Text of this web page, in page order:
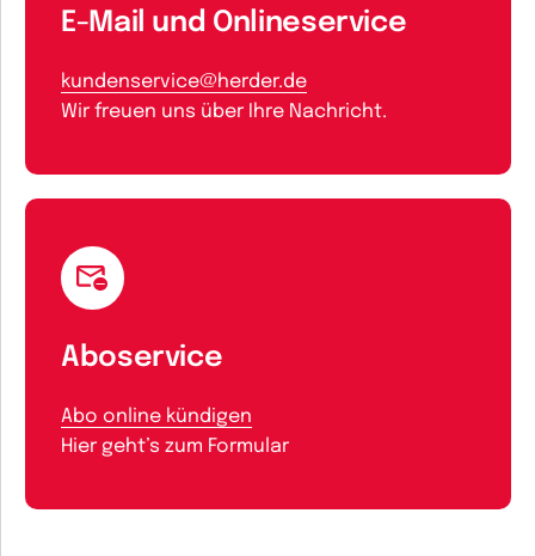
E-Mail und Onlineservice
kundenservice@herder.de
Wir freuen uns über Ihre Nachricht.
Aboservice
Abo online kündigen
Hier geht’s zum Formular